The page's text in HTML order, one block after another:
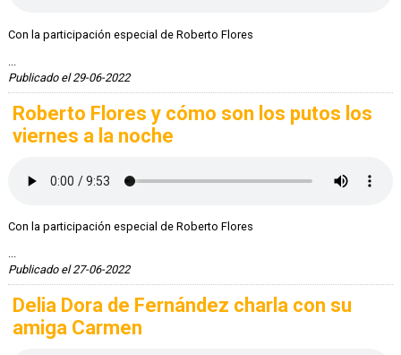
Con la participación especial de Roberto Flores
Publicado el 29-06-2022
Roberto Flores y cómo son los putos los
viernes a la noche
Con la participación especial de Roberto Flores
...
Publicado el 27-06-2022
Delia Dora de Fernández charla con su
amiga Carmen